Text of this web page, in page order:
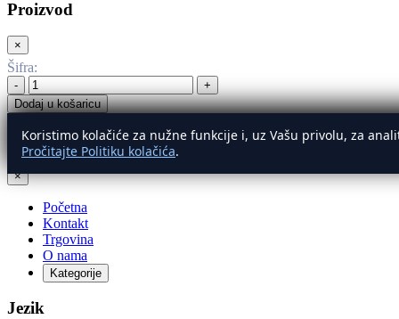
Proizvod
×
Šifra:
-
+
Dodaj u košaricu
Koristimo kolačiće za nužne funkcije i, uz Vašu privolu, za
Pročitajte Politiku kolačića.
Izbornik
×
Početna
Kontakt
Trgovina
O nama
Kategorije
Jezik